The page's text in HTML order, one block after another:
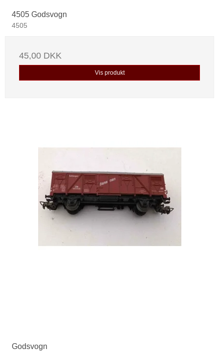
4505 Godsvogn
4505
45,00 DKK
Vis produkt
Godsvogn